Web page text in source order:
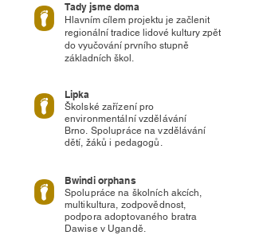
Tady jsme doma
Hlavním cílem projektu je začlenit
regionální tradice lidové kultury zpět
do vyučování prvního stupně
základních škol.
Lipka
Školské zařízení pro
environmentální vzdělávání
Brno. Spolupráce na vzdělávání
dětí, žáků i pedagogů.
Bwindi orphans
Spolupráce na školních akcích,
multikultura, zodpovědnost,
podpora adoptovaného bratra
Dawise v Ugandě.